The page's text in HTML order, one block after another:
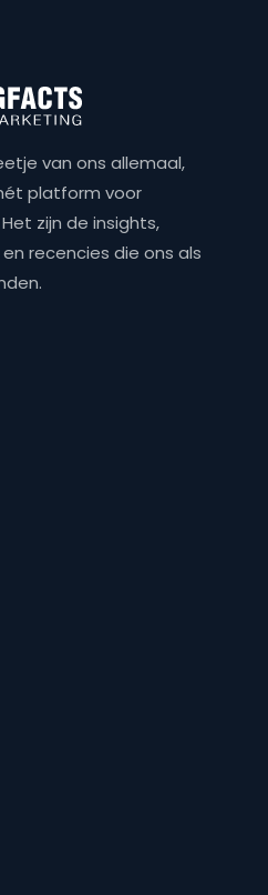
van ons allemaal,
platform voor
zijn de insights,
recencies die ons als